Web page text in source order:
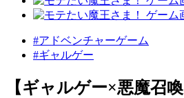
#アドベンチャーゲーム
#ギャルゲー
【ギャルゲー×悪魔召